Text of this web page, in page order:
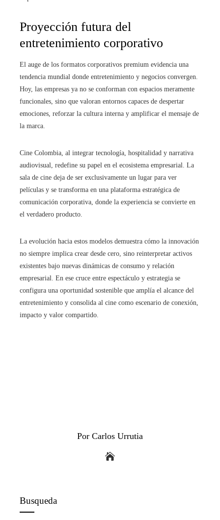
Proyección futura del
entretenimiento corporativo
El auge de los formatos corporativos premium evidencia una
tendencia mundial donde entretenimiento y negocios convergen.
Hoy, las empresas ya no se conforman con espacios meramente
funcionales, sino que valoran entornos capaces de despertar
emociones, reforzar la cultura interna y amplificar el mensaje de
la marca.
Cine Colombia, al integrar tecnología, hospitalidad y narrativa
audiovisual, redefine su papel en el ecosistema empresarial. La
sala de cine deja de ser exclusivamente un lugar para ver
películas y se transforma en una plataforma estratégica de
comunicación corporativa, donde la experiencia se convierte en
el verdadero producto.
La evolución hacia estos modelos demuestra cómo la innovación
no siempre implica crear desde cero, sino reinterpretar activos
existentes bajo nuevas dinámicas de consumo y relación
empresarial. En ese cruce entre espectáculo y estrategia se
configura una oportunidad sostenible que amplía el alcance del
entretenimiento y consolida al cine como escenario de conexión,
impacto y valor compartido.
Por Carlos Urrutia
Busqueda